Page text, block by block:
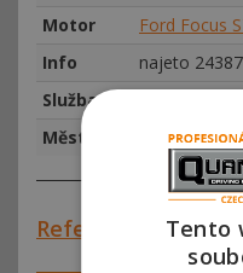
Motor
Ford Focus
Info
najeto
Služba
Město
Praha
Reference #00856
Tento